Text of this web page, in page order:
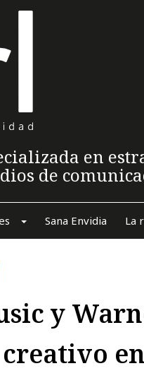
en
de
Sana Envidia La
y